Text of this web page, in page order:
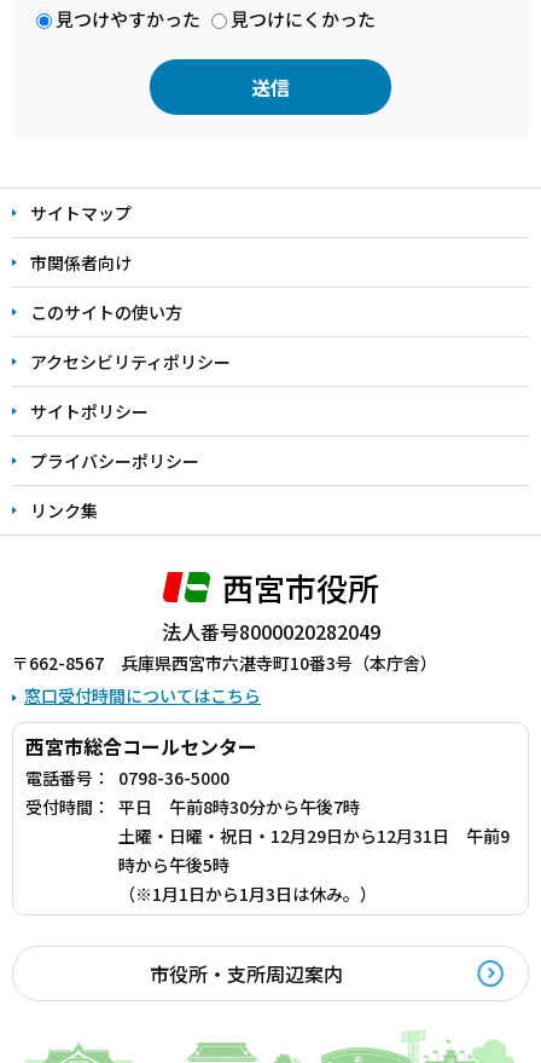
見つけやすかった
見つけにくかった
文
こ
こ
ま
で
サイトマップ
市関係者向け
このサイトの使い方
アクセシビリティポリシー
サイトポリシー
プライバシーポリシー
リンク集
西宮市役所
法人番号8000020282049
〒662-8567 兵庫県西宮市六湛寺町10番3号（本庁舎）
窓口受付時間についてはこちら
西宮市総合コールセンター
電話番号：
0798-36-5000
受付時間：
平日 午前8時30分から午後7時
土曜・日曜・祝日・12月29日から12月31日 午前9
時から午後5時
（※1月1日から1月3日は休み。）
市役所・支所周辺案内